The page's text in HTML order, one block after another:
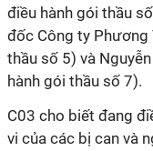
điều hành gói thầu
đốc Công ty Phương
thầu số 5) và
hành gói thầu số 7).
C03 cho biết đang
vi của các bị can và